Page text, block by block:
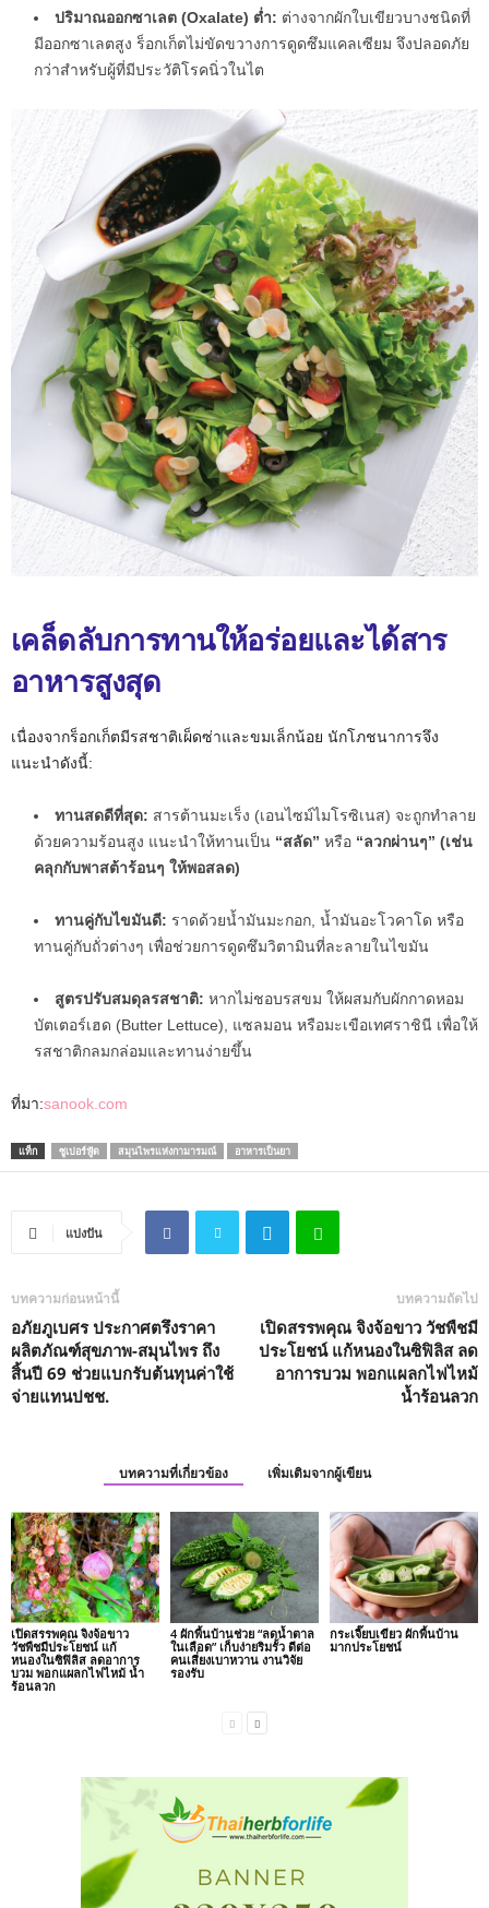
ปริมาณออกซาเลต (Oxalate) ต่ำ: ต่างจากผักใบเขียวบางชนิดที่
มีออกซาเลตสูง ร็อกเก็ตไม่ขัดขวางการดูดซึมแคลเซียม จึงปลอดภัย
กว่าสำหรับผู้ที่มีประวัติโรคนิ่วในไต
เคล็ดลับการทานให้อร่อยและได้สาร
อาหารสูงสุด
เนื่องจากร็อกเก็ตมีรสชาติเผ็ดซ่าและขมเล็กน้อย นักโภชนาการจึง
แนะนำดังนี้:
ทานสดดีที่สุด: สารต้านมะเร็ง (เอนไซม์ไมโรซิเนส) จะถูกทำลาย
ด้วยความร้อนสูง แนะนำให้ทานเป็น “สลัด” หรือ “ลวกผ่านๆ” (เช่น
คลุกกับพาสต้าร้อนๆ ให้พอสลด)
ทานคู่กับไขมันดี: ราดด้วยน้ำมันมะกอก, น้ำมันอะโวคาโด หรือ
ทานคู่กับถั่วต่างๆ เพื่อช่วยการดูดซึมวิตามินที่ละลายในไขมัน
สูตรปรับสมดุลรสชาติ: หากไม่ชอบรสขม ให้ผสมกับผักกาดหอม
บัตเตอร์เฮด (Butter Lettuce), แซลมอน หรือมะเขือเทศราชินี เพื่อให้
รสชาติกลมกล่อมและทานง่ายขึ้น
ที่มา:sanook.com
แท็ก ซูเปอร์ฟู้ด สมุนไพรแห่งกามารมณ์ อาหารเป็นยา
แบ่งปัน
บทความก่อนหน้านี้
อภัยภูเบศร ประกาศตรึงราคา
ผลิตภัณฑ์สุขภาพ-สมุนไพร ถึง
สิ้นปี 69 ช่วยแบกรับต้นทุนค่าใช้
จ่ายแทนปชช.
บทความถัดไป
เปิดสรรพคุณ จิงจ้อขาว วัชพืชมี
ประโยชน์ แก้หนองในซิฟิลิส ลด
อาการบวม พอกแผลกไฟไหม้
น้ำร้อนลวก
บทความที่เกี่ยวข้อง เพิ่มเติมจากผู้เขียน
เปิดสรรพคุณ จิงจ้อขาว
วัชพืชมีประโยชน์ แก้
หนองในซิฟิลิส ลดอาการ
บวม พอกแผลกไฟไหม้ น้ำ
ร้อนลวก
4 ผักพื้นบ้านช่วย “ลดน้ำตาล
ในเลือด” เก็บง่ายริมรั้ว ดีต่อ
คนเสี่ยงเบาหวาน งานวิจัย
รองรับ
กระเจี๊ยบเขียว ผักพื้นบ้าน
มากประโยชน์